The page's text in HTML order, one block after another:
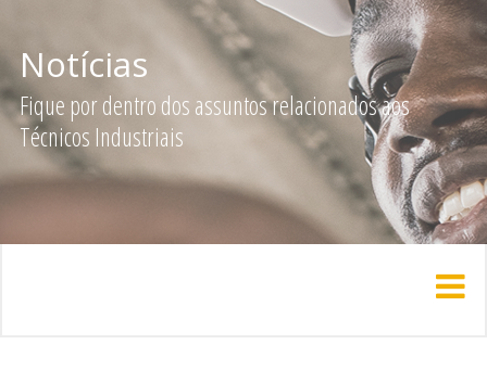
Notícias
Fique por dentro dos assuntos relacionados aos
Técnicos Industriais